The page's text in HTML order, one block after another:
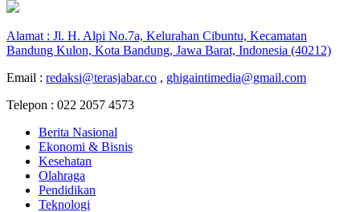
Alamat : Jl. H. Alpi No.7a, Kelurahan Cibuntu, Kecamatan
Bandung Kulon, Kota Bandung, Jawa Barat, Indonesia (40212)
Email : redaksi@terasjabar.co , ghigaintimedia@gmail.com
Telepon : 022 2057 4573
Berita Nasional
Ekonomi & Bisnis
Kesehatan
Olahraga
Pendidikan
Teknologi